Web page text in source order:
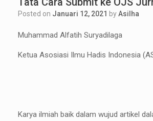
Posted on Januari 12, 2021 byAsilha
Muhammad Alfatih Suryadilaga
Ketua Asosiasi Ilmu Hadis Indonesia
Karya ilmiah baik dalam wujud artikel